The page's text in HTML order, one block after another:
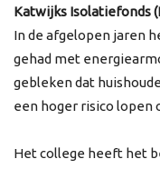
Katwijks Isolatiefonds
In de afgelopen jaren
gehad met
gebleken dat
een hoger risico lopen
Het college heeft het